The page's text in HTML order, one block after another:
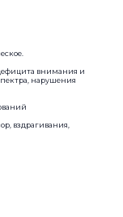
внимания и
нарушения
вздрагивания,